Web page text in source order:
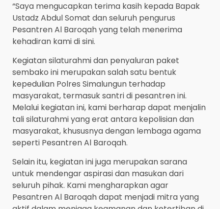
“Saya mengucapkan terima kasih kepada Bapak
Ustadz Abdul Somat dan seluruh pengurus
Pesantren Al Baroqah yang telah menerima
kehadiran kami di sini.
Kegiatan silaturahmi dan penyaluran paket
sembako ini merupakan salah satu bentuk
kepedulian Polres Simalungun terhadap
masyarakat, termasuk santri di pesantren ini.
Melalui kegiatan ini, kami berharap dapat menjalin
tali silaturahmi yang erat antara kepolisian dan
masyarakat, khususnya dengan lembaga agama
seperti Pesantren Al Baroqah.
Selain itu, kegiatan ini juga merupakan sarana
untuk mendengar aspirasi dan masukan dari
seluruh pihak. Kami mengharapkan agar
Pesantren Al Baroqah dapat menjadi mitra yang